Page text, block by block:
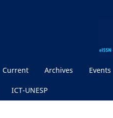
Current Archives Events
ICT-UNESP